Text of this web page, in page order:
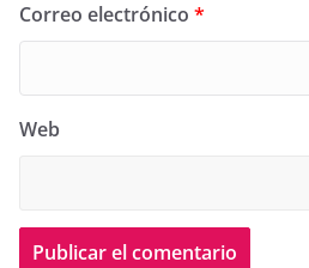
Correo electrónico *
Web